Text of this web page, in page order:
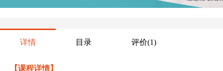
详情 目录 评价(1)
【课程详情】